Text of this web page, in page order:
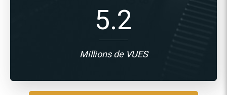
5.2
Millions de VUES